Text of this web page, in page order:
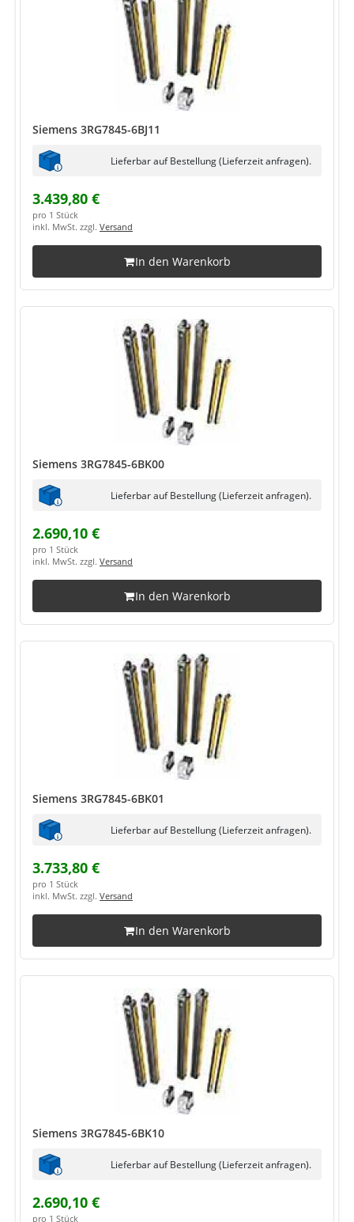
Siemens 3RG7845-6BJ11
Lieferbar auf Bestellung (Lieferzeit anfragen).
3.439,80 €
pro 1 Stück
inkl. MwSt. zzgl. Versand
In den Warenkorb
Siemens 3RG7845-6BK00
Lieferbar auf Bestellung (Lieferzeit anfragen).
2.690,10 €
pro 1 Stück
inkl. MwSt. zzgl. Versand
In den Warenkorb
Siemens 3RG7845-6BK01
Lieferbar auf Bestellung (Lieferzeit anfragen).
3.733,80 €
pro 1 Stück
inkl. MwSt. zzgl. Versand
In den Warenkorb
Siemens 3RG7845-6BK10
Lieferbar auf Bestellung (Lieferzeit anfragen).
2.690,10 €
pro 1 Stück